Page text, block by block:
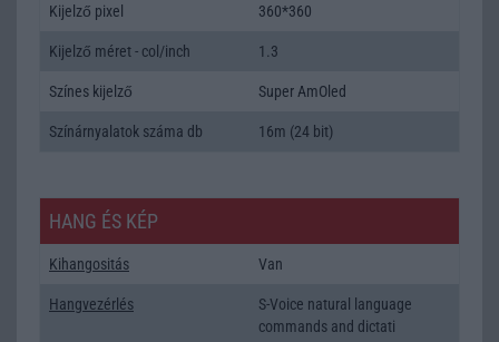
Kijelző pixel 360*360
Kijelző méret - col/inch 1.3
Színes kijelző Super AmOled
Színárnyalatok száma db 16m (24 bit)
HANG ÉS KÉP
Kihangositás Van
Hangvezérlés
S-Voice natural language
commands and dictati